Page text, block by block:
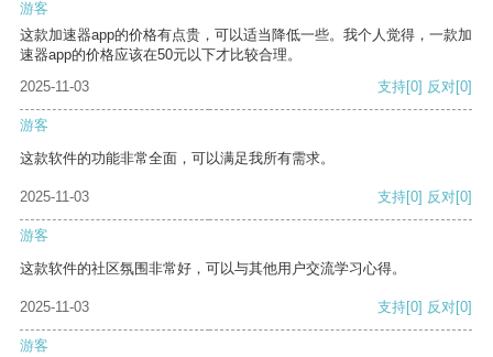
游客
这款加速器app的价格有点贵，可以适当降低一些。我个人觉得，一款加
速器app的价格应该在50元以下才比较合理。
2025-11-03
支持[0] 反对[0]
游客
这款软件的功能非常全面，可以满足我所有需求。
2025-11-03 支持[0] 反对[0]
游客
这款软件的社区氛围非常好，可以与其他用户交流学习心得。
2025-11-03 支持[0] 反对[0]
游客